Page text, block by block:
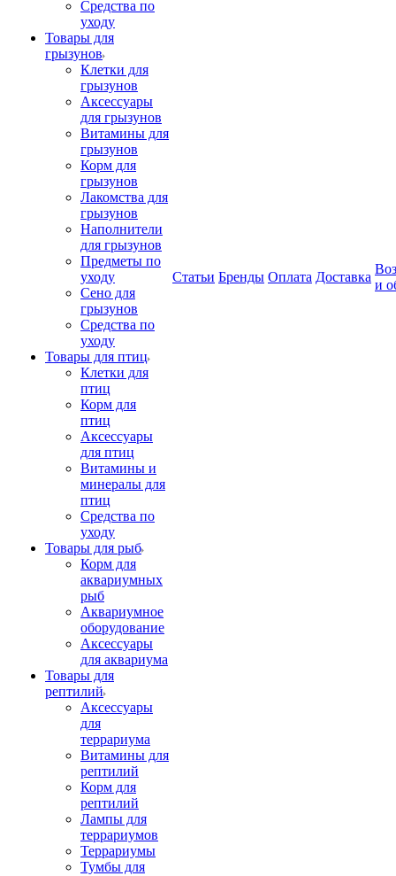
Средства по
уходу
Товары для
грызунов
Клетки для
грызунов
Аксессуары
для грызунов
Витамины для
грызунов
Корм для
грызунов
Лакомства для
грызунов
Наполнители
для грызунов
Предметы по
уходу
Сено для
грызунов
Средства по
уходу
Товары для птиц
Клетки для
птиц
Корм для
птиц
Аксессуары
для птиц
Витамины и
минералы для
птиц
Средства по
уходу
Товары для рыб
Корм для
аквариумных
рыб
Аквариумное
оборудование
Аксессуары
для аквариума
Товары для
рептилий
Аксессуары
для
террариума
Витамины для
рептилий
Корм для
рептилий
Лампы для
террариумов
Террариумы
Тумбы для
Статьи Бренды Оплата Доставка
и